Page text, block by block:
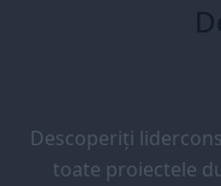
Descoperiți
toate proiectele